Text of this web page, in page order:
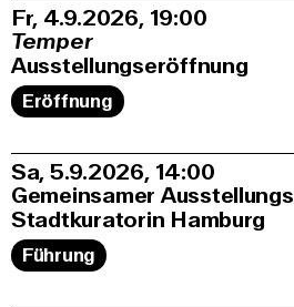
Fr, 4.9.2026 19:00
Temper
Ausstellungseröffnung
Eröffnung
Sa, 5.9.2026 14:00
Gemeinsamer
Stadtkuratorin Hamburg
Führung